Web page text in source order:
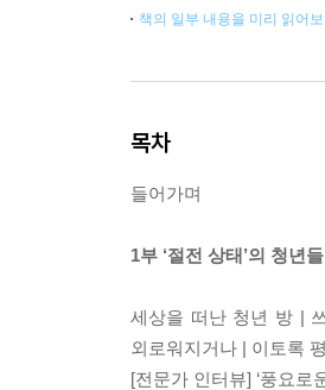
책의 일부 내용을 미리 읽어
목차
들어가며
1부 ‘절전 상태’의 청년
세상을 떠난 청년 방 |
외로워지거나 | 이토록
[전문가 인터뷰] ‘풍요로